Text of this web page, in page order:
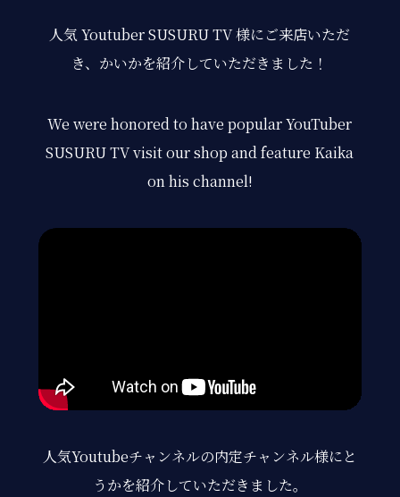
人気 Youtuber SUSURU TV 様にご来店いただ
き、かいかを紹介していただきました！
We were honored to have popular YouTuber
SUSURU TV visit our shop and feature Kaika
on his channel!
人気Youtubeチャンネルの内定チャンネル様にと
うかを紹介していただきました。